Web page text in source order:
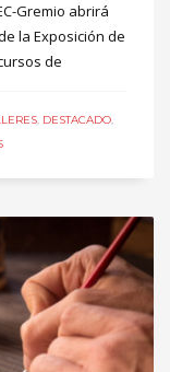
Gremio abrirá
la Exposición de
de
, DESTACADO,